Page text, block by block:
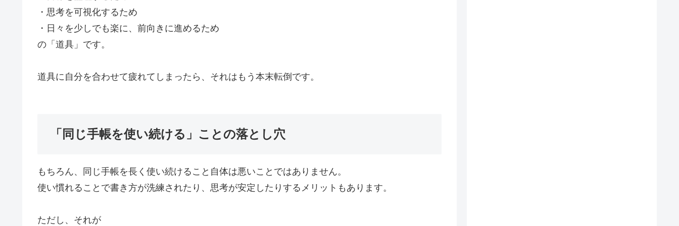
・思考を可視化するため
・日々を少しでも楽に、前向きに進めるため
の「道具」です。
道具に自分を合わせて疲れてしまったら、それはもう本末転倒です。
「同じ手帳を使い続ける」ことの落とし穴
もちろん、同じ手帳を長く使い続けること自体は悪いことではありません。
使い慣れることで書き方が洗練されたり、思考が安定したりするメリットもあります。
ただし、それが